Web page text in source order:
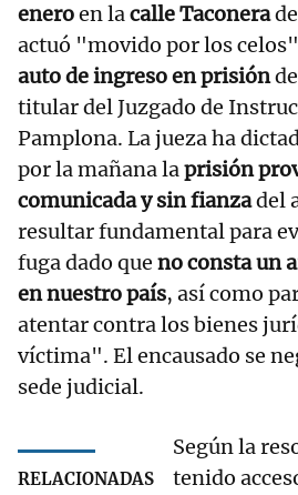
eneroen lacalle Taconera
actuó "movido por los
auto de ingreso en prisión
titular del Juzgado de
Pamplona. La jueza ha
por la mañana laprisión
comunicada y sin fianzadel
resultar fundamental para
fuga dado que no consta un
en nuestro país, así como
atentar contra los bienes
víctima". El encausado se
sede judicial.
RELACIONADAS
Según la
tenido